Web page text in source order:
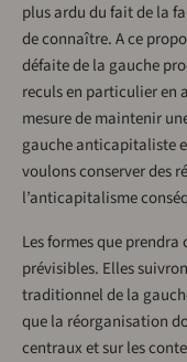
plus ardu du fait de la
de connaître. A ce
défaite de la gauche
reculs en particulier en
mesure de maintenir
gauche anticapitaliste
voulons conserver des
l’anticapitalisme
Les formes que
prévisibles. Elles
traditionnel de la
que la réorganisation
centraux et sur les